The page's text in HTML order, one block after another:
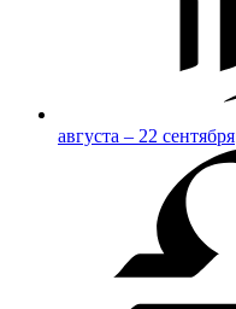
августа – 22 сентября